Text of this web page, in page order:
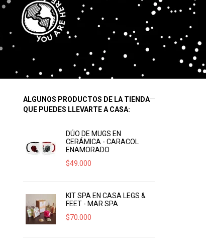
ALGUNOS PRODUCTOS DE LA TIENDA
QUE PUEDES LLEVARTE A CASA:
DÚO DE MUGS EN
CERÁMICA - CARACOL
ENAMORADO
$49.000
KIT SPA EN CASA LEGS &
FEET - MAR SPA
$70.000